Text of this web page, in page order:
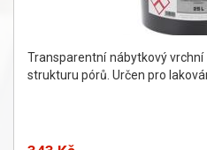
Transparentní nábytkový
strukturu pórů. Určen pro